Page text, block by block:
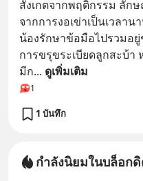
สังเกตจากพฤติกรรม ลัก
จากการงอเข่าเป็นเวลา
น้องรักษาข้อมือไปรวมอยู่
การขรุขระเบียดลูกสะบ้า
มีก... ดูเพิ่มเติม
1
1 บันทึก
กำลังนิยมในบล็อก